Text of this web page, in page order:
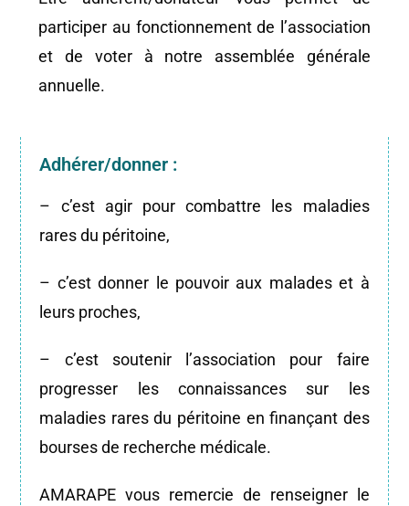
participer au fonctionnement de l’association
et de voter à notre assemblée générale
annuelle.
Adhérer/donner :
– c’est agir pour combattre les maladies
rares du péritoine,
– c’est donner le pouvoir aux malades et à
leurs proches,
– c’est soutenir l’association pour faire
progresser les connaissances sur les
maladies rares du péritoine en finançant des
bourses de recherche médicale.
AMARAPE vous remercie de renseigner le